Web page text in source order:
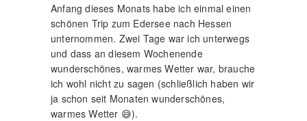
Anfang dieses Monats habe ich einmal einen
schönen Trip zum Edersee nach Hessen
unternommen. Zwei Tage war ich unterwegs
und dass an diesem Wochenende
wunderschönes, warmes Wetter war, brauche
ich wohl nicht zu sagen (schließlich haben wir
ja schon seit Monaten wunderschönes,
warmes Wetter 😅).